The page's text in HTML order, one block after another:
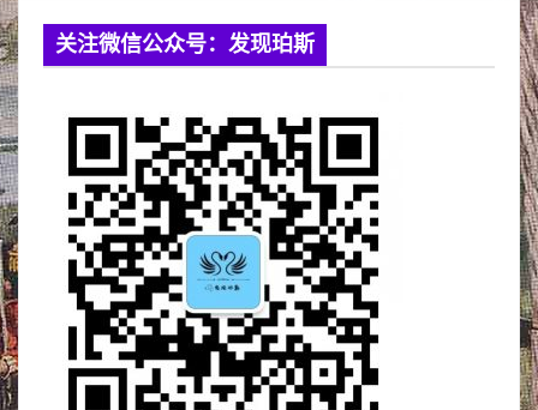
关注微信公众号：发现珀斯